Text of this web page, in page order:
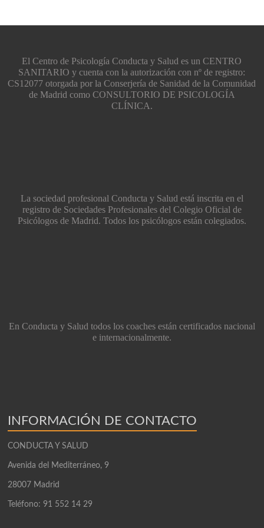
El Centro de Psicología Conducta y Salud es un CENTRO
SANITARIO y cuenta con la autorización con nº de registro:
CS12077 otorgada por la Conserjería de Sanidad de la Comunidad
de Madrid como CONSULTORIO DE PSICOLOGÍA
CLÍNICA.
La sociedad profesional Conducta y Salud está inscrita en el
registro de Sociedades Profesionales del Colegio Oficial de
Psicólogos de Madrid. Todos los psicólogos están colegiados.
En Conducta y Salud todos los coaches están certificados nacional
e internacionalmente.
INFORMACIÓN DE CONTACTO
CONDUCTA Y SALUD
Avenida del Mediterráneo, 9
28007 Madrid
Teléfono: 91 552 14 29